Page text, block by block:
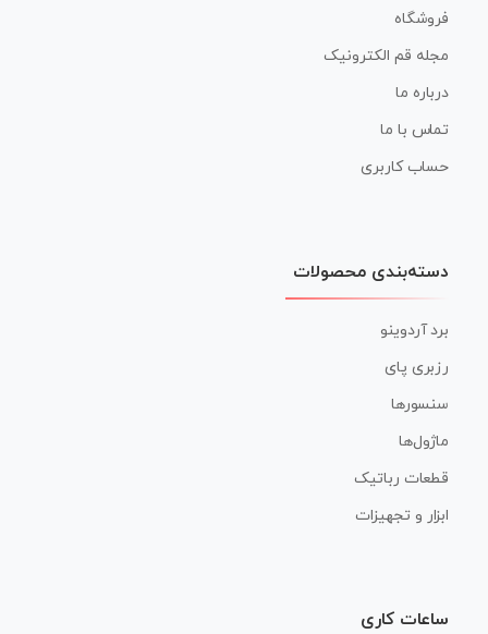
فروشگاه
مجله قم الکترونیک
درباره ما
تماس با ما
حساب کاربری
دسته‌بندی محصولات
برد آردوینو
رزبری پای
سنسورها
ماژول‌ها
قطعات رباتیک
ابزار و تجهیزات
ساعات کاری